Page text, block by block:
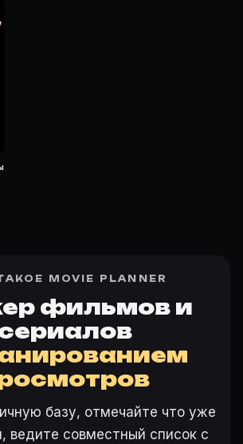
MOVIE PLANNER
фильмов и
базу, отмечайте что уже
ведите совместный список с